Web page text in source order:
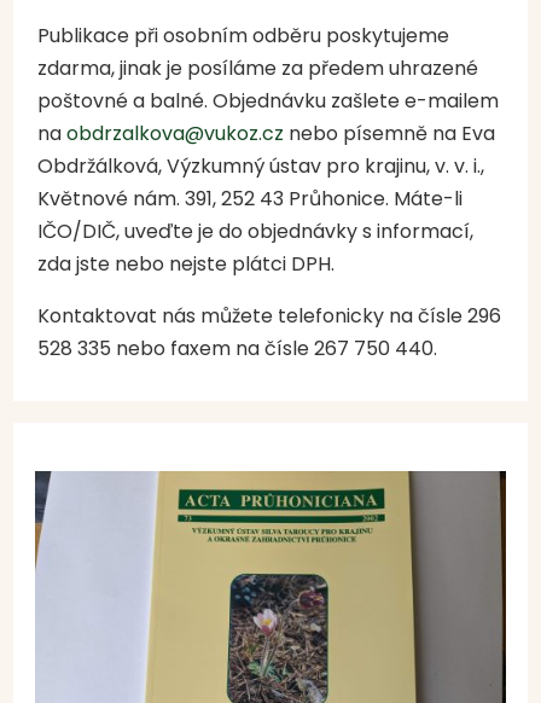
Publikace při osobním odběru poskytujeme
zdarma, jinak je posíláme za předem uhrazené
poštovné a balné. Objednávku zašlete e-mailem
naobdrzalkova@vukoz.cz nebo písemně na Eva
Obdržálková, Výzkumný ústav pro krajinu, v. v. i.,
Květnové nám. 391, 252 43 Průhonice. Máte-li
IČO/DIČ, uveďte je do objednávky s informací,
zda jste nebo nejste plátci DPH.
Kontaktovat nás můžete telefonicky na čísle 296
528 335 nebo faxem na čísle 267 750 440.